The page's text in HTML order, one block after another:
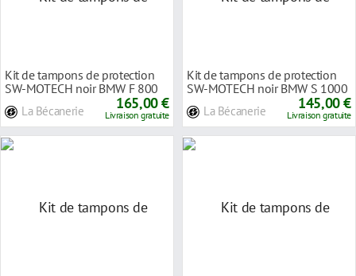
Kit de tampons de protection
SW-MOTECH noir BMW F 800
La Bécanerie 165,00 €
Livraison gratuite
Kit de tampons de protection
SW-MOTECH noir BMW S 1000
La Bécanerie 145,00 €
Livraison gratuite